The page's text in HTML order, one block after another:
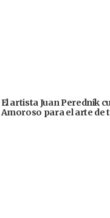
El artista Juan Perednik
Amoroso para el arte de